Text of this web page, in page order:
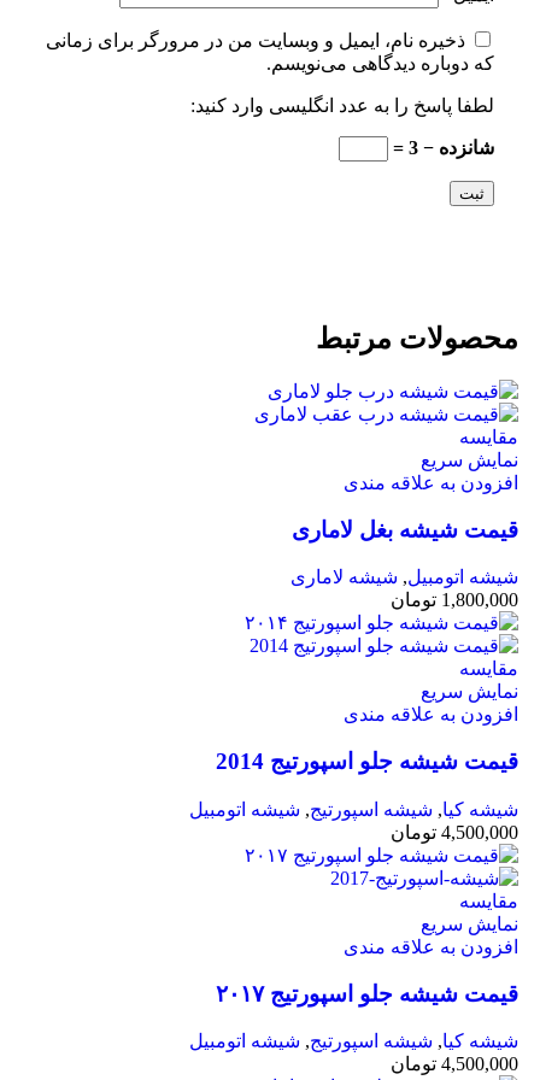
ذخیره نام، ایمیل و وبسایت من در مرورگر برای زمانی
که دوباره دیدگاهی می‌نویسم.
لطفا پاسخ را به عدد انگلیسی وارد کنید:
شانزده − 3 =
محصولات مرتبط
مقايسه
نمایش سریع
افزودن به علاقه مندی
قیمت شیشه بغل لاماری
شیشه اتومبیل, شیشه لاماری
1,800,000 تومان
مقايسه
نمایش سریع
افزودن به علاقه مندی
قیمت شیشه جلو اسپورتیج 2014
شیشه کیا, شیشه اسپورتیج, شیشه اتومبیل
4,500,000 تومان
مقايسه
نمایش سریع
افزودن به علاقه مندی
قیمت شیشه جلو اسپورتیج ۲۰۱۷
شیشه کیا, شیشه اسپورتیج, شیشه اتومبیل
4,500,000 تومان